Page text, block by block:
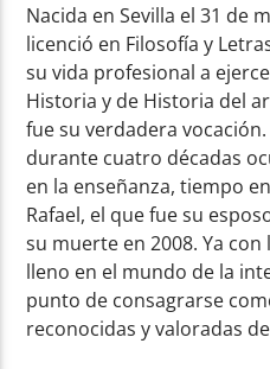
Nacida en Sevilla el 31 de
licenció en Filosofía y
su vida profesional a
Historia y de Historia del
fue su verdadera
durante cuatro décadas
en la enseñanza, tiempo
Rafael, el que fue su
su muerte en 2008. Ya
lleno en el mundo de la
punto de consagrarse
reconocidas y valoradas